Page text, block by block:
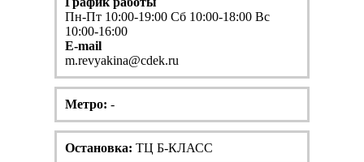
Пн-Пт 10:00-19:00 Сб 10:00-18:00 Вс
10:00-16:00
E-mail
m.revyakina@cdek.ru
Метро:-
Остановка: ТЦ Б-КЛАСС